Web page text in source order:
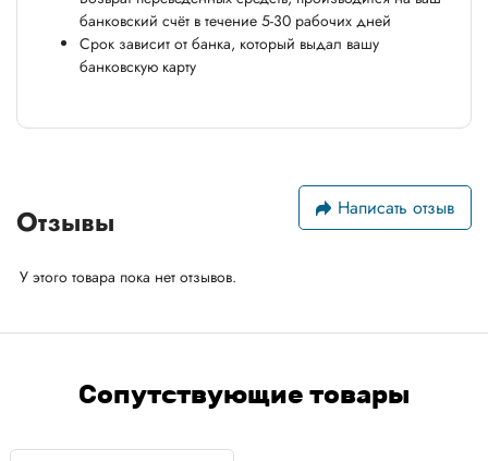
банковский счёт в течение 5-30 рабочих дней
Срок зависит от банка, который выдал вашу
банковскую карту
Отзывы Написать отзыв
У этого товара пока нет отзывов.
Сопутствующие товары